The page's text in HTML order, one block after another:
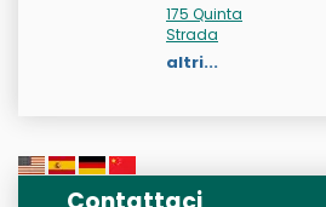
175 Quinta
Strada
altri...